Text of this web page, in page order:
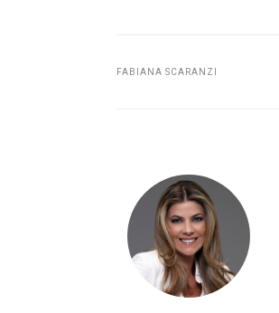
FABIANA SCARANZI